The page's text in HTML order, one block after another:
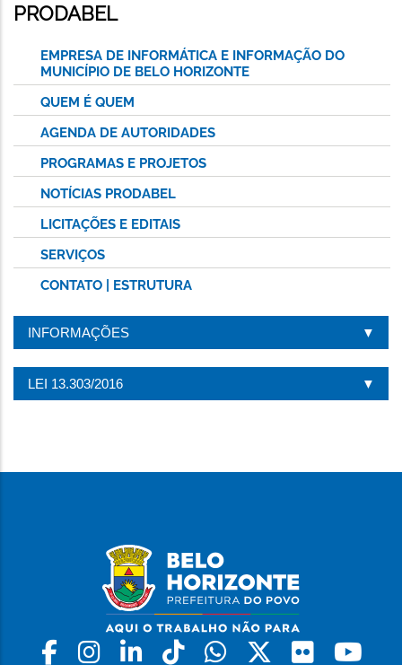
PRODABEL
EMPRESA DE INFORMÁTICA E INFORMAÇÃO DO
MUNICÍPIO DE BELO HORIZONTE
QUEM É QUEM
AGENDA DE AUTORIDADES
PROGRAMAS E PROJETOS
NOTÍCIAS PRODABEL
LICITAÇÕES E EDITAIS
SERVIÇOS
CONTATO | ESTRUTURA
INFORMAÇÕES
LEI 13.303/2016
Facebook
Instagram
LinkedinTiktokWhatsapp
X Flickr